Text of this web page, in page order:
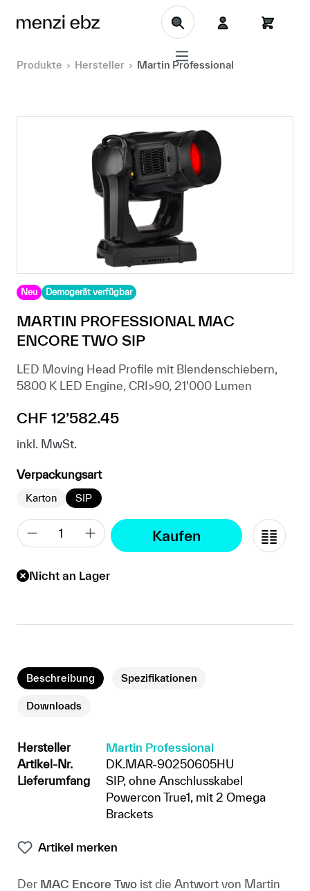
Zum Hauptinhalt springen
Produkte Hersteller Martin Professional
Neu Demogerät verfügbar
MARTIN PROFESSIONAL MAC
ENCORE TWO SIP
LED Moving Head Profile mit Blendenschiebern,
5800 K LED Engine, CRI>90, 21'000 Lumen
Regulärer Preis:
CHF 12’582.45
inkl. MwSt.
Verpackungsartauswählen
Karton SIP
Kaufen
Nicht an Lager
Beschreibung Spezifikationen
Downloads
Hersteller
Martin Professional
Artikel-Nr.
DK.MAR-90250605HU
Lieferumfang
SIP, ohne Anschlusskabel
Powercon True1, mit 2 Omega
Brackets
Artikel merken
Der MAC Encore Two ist die Antwort von Martin